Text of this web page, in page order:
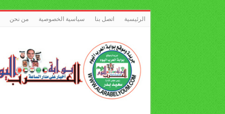
الرئيسية اتصل بنا سياسية الخصوصية من نحن